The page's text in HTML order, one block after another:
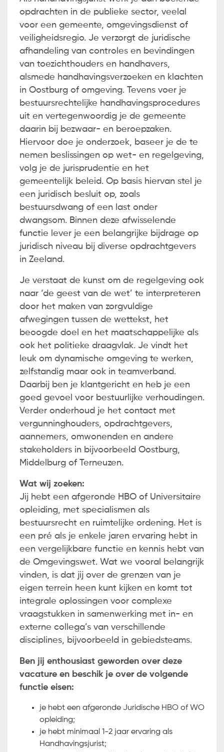
opdrachten in de publieke sector, veelal
voor een gemeente, omgevingsdienst of
veiligheidsregio. Je verzorgt de juridische
afhandeling van controles en bevindingen
van toezichthouders en handhavers,
alsmede handhavingsverzoeken en klachten
in Oostburg of omgeving. Tevens voer je
bestuursrechtelijke handhavingsprocedures
uit en vertegenwoordig je de gemeente
daarin bij bezwaar- en beroepzaken.
Hiervoor doe je onderzoek, baseer je de te
nemen beslissingen op wet- en regelgeving,
volg je de jurisprudentie en het
gemeentelijk beleid. Op basis hiervan stel je
een juridisch besluit op, zoals
bestuursdwang of een last onder
dwangsom. Binnen deze afwisselende
functie lever je een belangrijke bijdrage op
juridisch niveau bij diverse opdrachtgevers
in Zeeland.
Je verstaat de kunst om de regelgeving ook
naar ‘de geest van de wet’ te interpreteren
door het maken van zorgvuldige
afwegingen tussen de wettekst, het
beoogde doel en het maatschappelijke als
ook het politieke draagvlak. Je vindt het
leuk om dynamische omgeving te werken,
zelfstandig maar ook in teamverband.
Daarbij ben je klantgericht en heb je een
goed gevoel voor bestuurlijke verhoudingen.
Verder onderhoud je het contact met
vergunninghouders, opdrachtgevers,
aannemers, omwonenden en andere
stakeholders in bijvoorbeeld Oostburg,
Middelburg of Terneuzen.
Wat wij zoeken:
Jij hebt een afgeronde HBO of Universitaire
opleiding, met specialismen als
bestuursrecht en ruimtelijke ordening. Het is
een pré als je enkele jaren ervaring hebt in
een vergelijkbare functie en kennis hebt van
de Omgevingswet. Wat we vooral belangrijk
vinden, is dat jij over de grenzen van je
eigen terrein heen kunt kijken en komt tot
integrale oplossingen voor complexe
vraagstukken in samenwerking met in- en
externe collega’s van verschillende
disciplines, bijvoorbeeld in gebiedsteams.
Ben jij enthousiast geworden over deze
vacature en beschik je over de volgende
functie eisen:
je hebt een afgeronde Juridische HBO of WO
opleiding;
je hebt minimaal 1-2 jaar ervaring als
Handhavingsjurist;